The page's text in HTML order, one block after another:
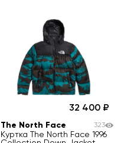
32 400
The North Face
Куртка The North Face 1996
323